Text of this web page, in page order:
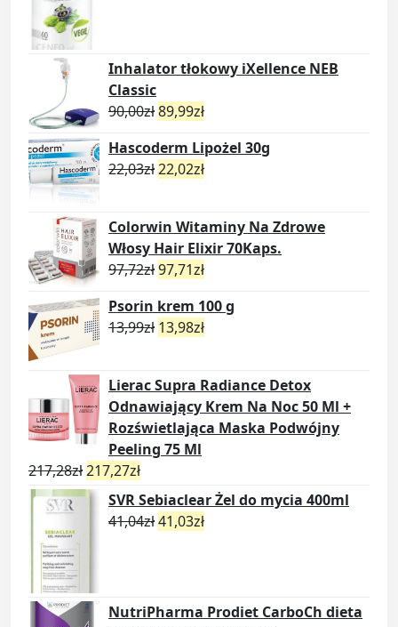
Inhalator tłokowy iXellence NEB
Classic
90,00zł89,99zł
Hascoderm Lipożel 30g
22,03zł22,02zł
Colorwin Witaminy Na Zdrowe
Włosy Hair Elixir 70Kaps.
97,72zł97,71zł
Psorin krem 100 g
13,99zł 13,98zł
Lierac Supra Radiance Detox
Odnawiający Krem Na Noc 50 Ml +
Rozświetlająca Maska Podwójny
Peeling 75 Ml
217,28zł217,27zł
SVR Sebiaclear Żel do mycia 400ml
41,04zł41,03zł
NutriPharma Prodiet CarboCh dieta